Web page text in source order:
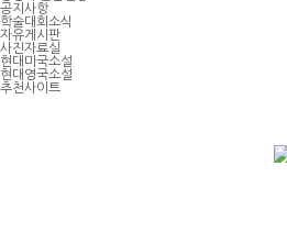
공지사항
학술대회소식
자유게시판
사진자료실
현대미국소설
현대영국소설
추천사이트